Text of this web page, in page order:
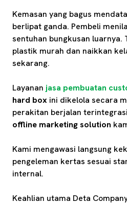
Kemasan yang bagus
berlipat ganda. Pembeli
sentuhan bungkusan luarnya.
plastik murah dan naikkan
sekarang.
Layanan jasa pembuatan
hard box ini dikelola secara
perakitan berjalan
offline marketing solution
Kami mengawasi langsung
pengeleman kertas sesuai
internal.
Keahlian utama Deta